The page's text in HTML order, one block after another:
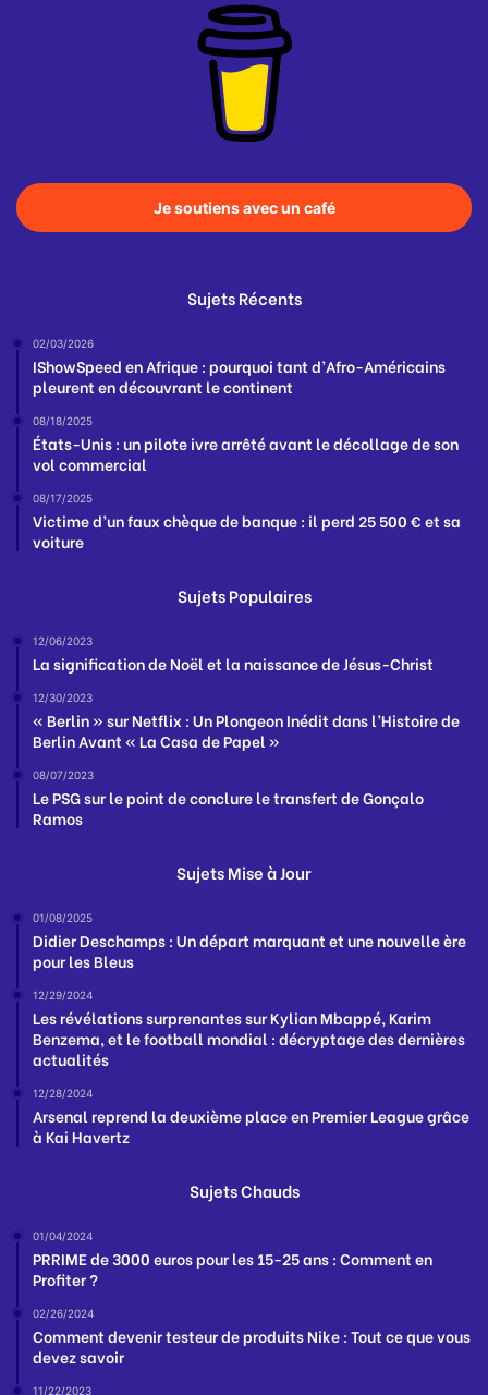
Je soutiens avec un café
Sujets Récents
02/03/2026
IShowSpeed en Afrique : pourquoi tant d’Afro-Américains
pleurent en découvrant le continent
08/18/2025
États-Unis : un pilote ivre arrêté avant le décollage de son
vol commercial
08/17/2025
Victime d’un faux chèque de banque : il perd 25 500 € et sa
voiture
Sujets Populaires
12/06/2023
La signification de Noël et la naissance de Jésus-Christ
12/30/2023
« Berlin » sur Netflix : Un Plongeon Inédit dans l’Histoire de
Berlin Avant « La Casa de Papel »
08/07/2023
Le PSG sur le point de conclure le transfert de Gonçalo
Ramos
Sujets Mise à Jour
01/08/2025
Didier Deschamps : Un départ marquant et une nouvelle ère
pour les Bleus
12/29/2024
Les révélations surprenantes sur Kylian Mbappé, Karim
Benzema, et le football mondial : décryptage des dernières
actualités
12/28/2024
Arsenal reprend la deuxième place en Premier League grâce
à Kai Havertz
Sujets Chauds
01/04/2024
PRRIME de 3000 euros pour les 15-25 ans : Comment en
Profiter ?
02/26/2024
Comment devenir testeur de produits Nike : Tout ce que vous
devez savoir
11/22/2023